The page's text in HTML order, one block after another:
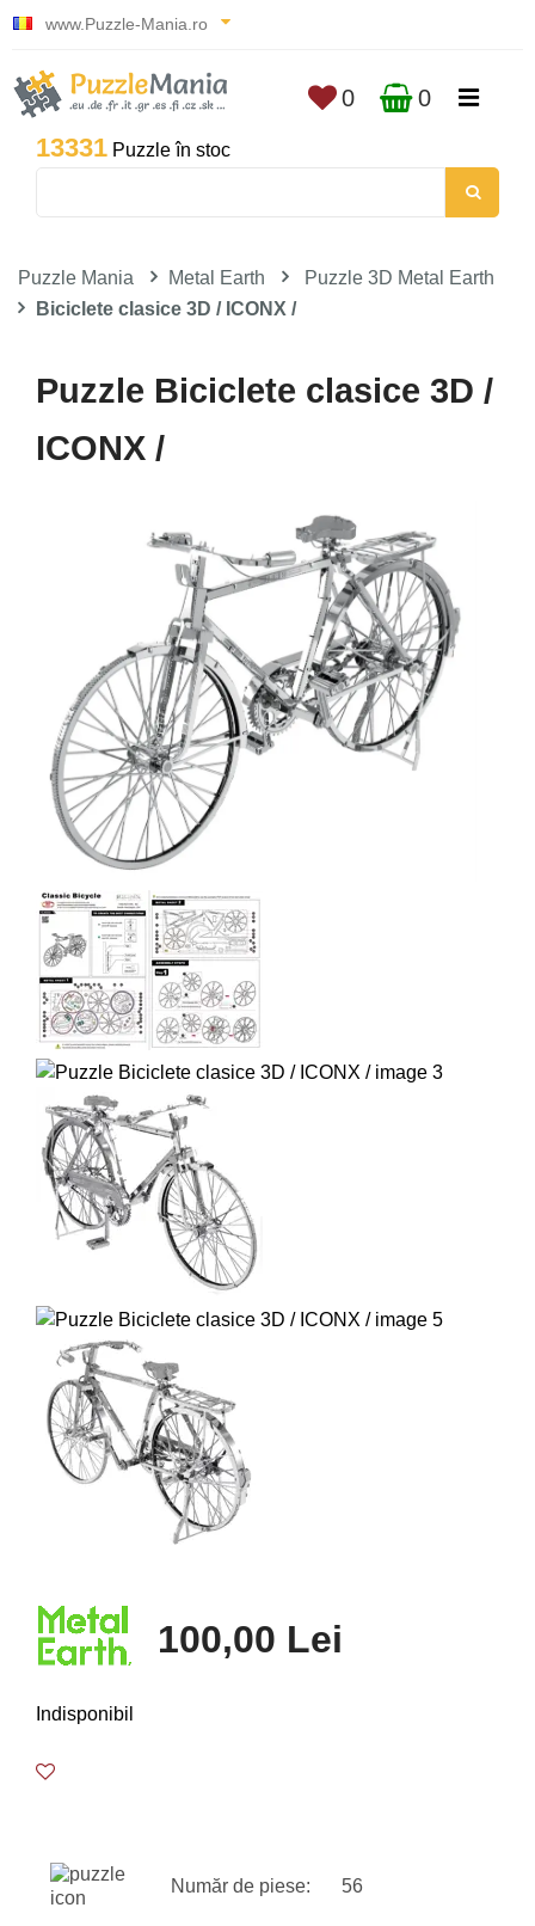
www.Puzzle-Mania.ro
13331 Puzzle în stoc
0 0
Puzzle Mania Metal Earth
Puzzle 3D Metal Earth
Biciclete clasice 3D / ICONX /
Puzzle Biciclete clasice 3D /
ICONX /
100,00 Lei
Indisponibil
Număr de piese: 56